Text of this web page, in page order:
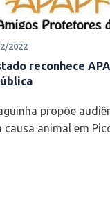
2022
reconhece